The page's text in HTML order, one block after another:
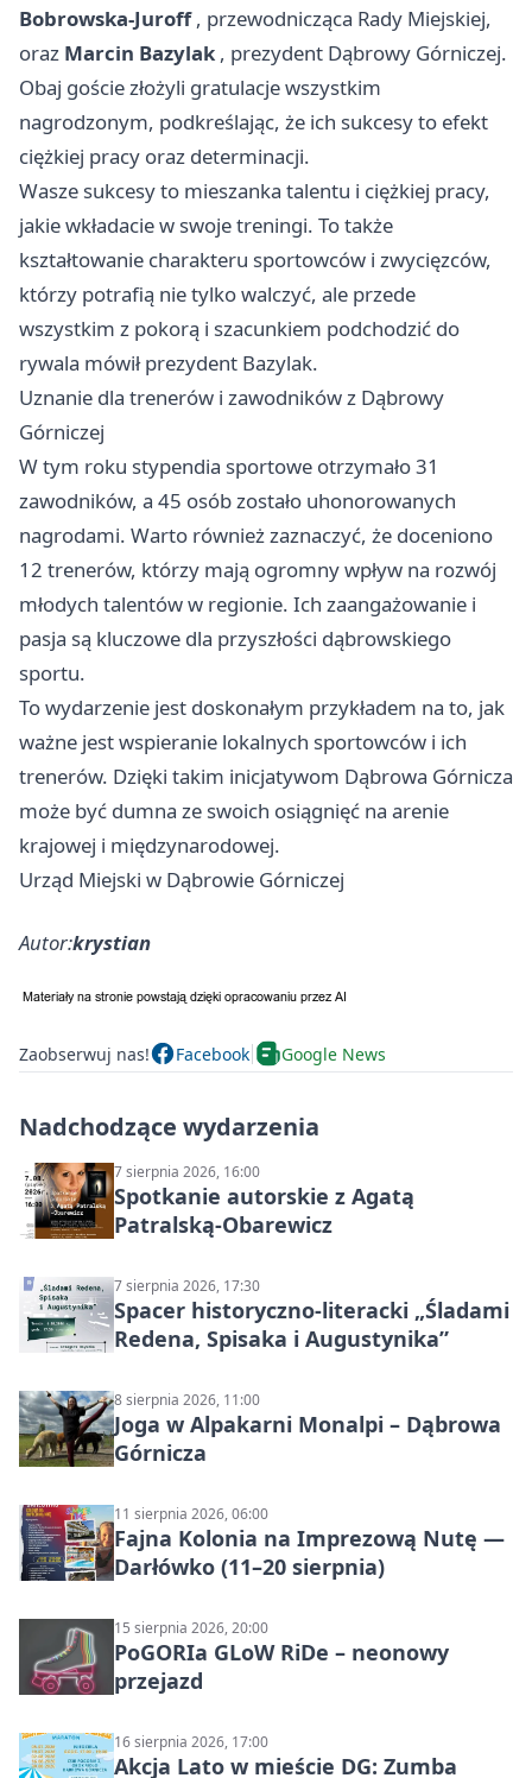
Bobrowska-Juroff, przewodnicząca Rady Miejskiej,
oraz Marcin Bazylak , prezydent Dąbrowy Górniczej.
Obaj goście złożyli gratulacje wszystkim
nagrodzonym, podkreślając, że ich sukcesy to efekt
ciężkiej pracy oraz determinacji.
Wasze sukcesy to mieszanka talentu i ciężkiej pracy,
jakie wkładacie w swoje treningi. To także
kształtowanie charakteru sportowców i zwycięzców,
którzy potrafią nie tylko walczyć, ale przede
wszystkim z pokorą i szacunkiem podchodzić do
rywala mówił prezydent Bazylak.
Uznanie dla trenerów i zawodników z Dąbrowy
Górniczej
W tym roku stypendia sportowe otrzymało 31
zawodników, a 45 osób zostało uhonorowanych
nagrodami. Warto również zaznaczyć, że doceniono
12 trenerów, którzy mają ogromny wpływ na rozwój
młodych talentów w regionie. Ich zaangażowanie i
pasja są kluczowe dla przyszłości dąbrowskiego
sportu.
To wydarzenie jest doskonałym przykładem na to, jak
ważne jest wspieranie lokalnych sportowców i ich
trenerów. Dzięki takim inicjatywom Dąbrowa Górnicza
może być dumna ze swoich osiągnięć na arenie
krajowej i międzynarodowej.
Urząd Miejski w Dąbrowie Górniczej
Autor:krystian
Zaobserwuj nas! Facebook Google News
Nadchodzące wydarzenia
7 sierpnia 2026, 16:00
Spotkanie autorskie z Agatą
Patralską-Obarewicz
7 sierpnia 2026, 17:30
Spacer historyczno-literacki „Śladami
Redena, Spisaka i Augustynika”
8 sierpnia 2026, 11:00
Joga w Alpakarni Monalpi – Dąbrowa
Górnicza
11 sierpnia 2026, 06:00
Fajna Kolonia na Imprezową Nutę —
Darłówko (11–20 sierpnia)
15 sierpnia 2026, 20:00
PoGORIa GLoW RiDe – neonowy
przejazd
16 sierpnia 2026, 17:00
Akcja Lato w mieście DG: Zumba